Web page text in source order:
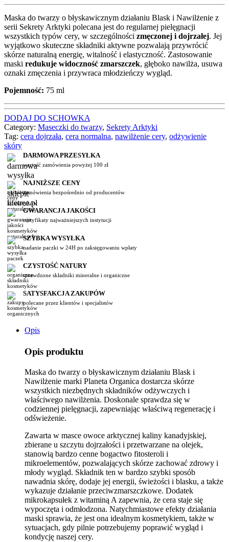
Maska do twarzy o błyskawicznym działaniu Blask i Nawilżenie z
serii Sekrety Arktyki polecana jest do regularnej pielęgnacji
wszystkich typów cery, w szczególności zmęczonej i dojrzałej. Jej
wyjątkowo skuteczne składniki aktywne pozwalają przywrócić
skórze naturalną energię, witalność i elastyczność. Zastosowanie
maski redukuje widoczność zmarszczek, głęboko nawilża, usuwa
oznaki zmęczenia i przywraca młodzieńczy wygląd.
Pojemność: 75 ml
DODAJ DO SCHOWKA
Category: Maseczki do twarzy, Sekrety Arktyki
Tag: cera dojrzała, cera normalna, nawilżenie cery, odżywienie
skóry
DARMOWA PRZESYŁKA
wartość zamówienia powyżej 100 zł
NAJNIŻSZE CENY
zamówienia bezpośrednio od producentów
GWARANCJA JAKOŚCI
certyfikaty najważniejszych instytucji
SZYBKA WYSYŁKA
nadanie paczki w 24H po zaksięgowaniu wpłaty
CZYSTOŚĆ NATURY
sprawdzone składniki mineralne i organiczne
SATYSFAKCJA ZAKUPÓW
polecane przez klientów i specjalistów
Opis
Opis produktu
Maska do twarzy o błyskawicznym działaniu Blask i
Nawilżenie marki Planeta Organica dostarcza skórze
wszystkich niezbędnych składników odżywczych i
właściwego nawilżenia. Doskonale sprawdza się w
codziennej pielęgnacji, zapewniając właściwą regenerację i
odświeżenie.
Zawarta w masce owoce arktycznej kaliny kanadyjskiej,
zbierane u szczytu dojrzałości i przetwarzane na olejek,
stanowią bardzo cenne bogactwo fitosteroli i
mikroelementów, pozwalających skórze zachować zdrowy i
młody wygląd. Składnik ten w bardzo szybki sposób
nawadnia skórę, dodaje jej energii, świeżości i blasku, a także
wykazuje działanie przeciwzmarszczkowe. Dodatek
mikrokapsułek z witaminą A zapewnia, że cera staje się
wypoczęta i odmłodzona. Natychmiastowe efekty działania
maski sprawia, że jest ona idealnym kosmetykiem, także w
sytuacjach, gdy pilnie potrzebujemy poprawić wygląd i
kondycję naszej cery.